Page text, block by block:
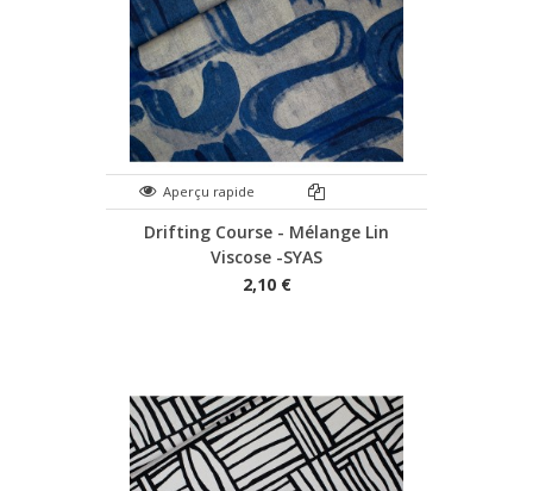
Aperçu rapide
Drifting Course - Mélange Lin
Viscose -SYAS
2,10 €